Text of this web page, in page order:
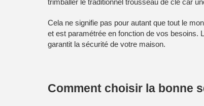
trimballer le traditionnel trousseau de clé car
Cela ne signifie pas pour autant que tout le
et est paramétrée en fonction de vos besoins.
garantit la sécurité de votre maison.
Comment choisir la bonne